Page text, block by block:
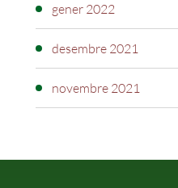
gener 2022
desembre 2021
novembre 2021